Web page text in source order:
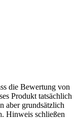
die Bewertung von
Produkt tatsächlich
aber grundsätzlich
Hinweis schließen